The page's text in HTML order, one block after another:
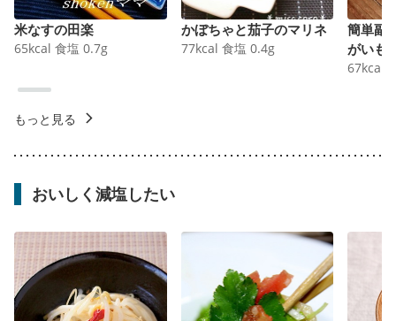
米なすの田楽
65kcal 食塩 0.7g
かぼちゃと茄子のマリネ
77kcal 食塩 0.4g
簡単副
がいも
67kcal
もっと見る
おいしく減塩したい